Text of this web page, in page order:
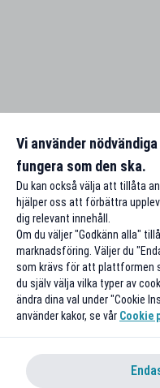
Vi använder
fungera som den ska.
Du kan också välja att tillåta
hjälper oss att förbättra
dig relevant innehåll.
Om du väljer "Godkänn alla"
marknadsföring. Väljer du
som krävs för att plattformen
du själv välja vilka typer av
ändra dina val under "Cookie
använder kakor, se vår Cookie